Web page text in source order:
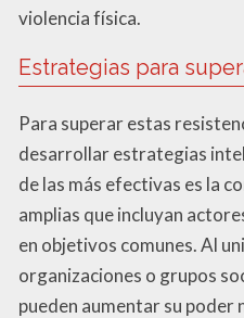
violencia física.
Estrategias para
Para superar estas
desarrollar estrategias
de las más efectivas es la
amplias que incluyan
en objetivos comunes. Al
organizaciones o grupos
pueden aumentar su poder